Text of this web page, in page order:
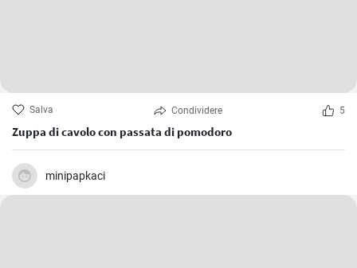
Salva Condividere 5
Zuppa di cavolo con passata di pomodoro
minipapkaci